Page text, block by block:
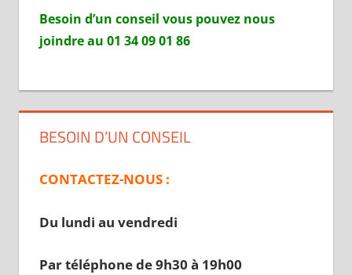
Besoin d’un conseil vous pouvez nous
joindre au 01 34 09 01 86
BESOIN D’UN CONSEIL
CONTACTEZ-NOUS :
Du lundi au vendredi
Par téléphone de 9h30 à 19h00